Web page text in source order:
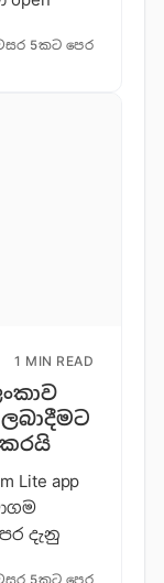
5කට පෙර
1 MIN READ
කරයි
Lite app
දැනු
5කට පෙර